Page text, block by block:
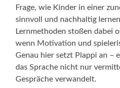
Frage, wie Kinder in einer
sinnvoll und nachhaltig
Lernmethoden stoßen dabei
wenn Motivation und
Genau hier setzt Plappi an –
das Sprache nicht nur
Gespräche verwandelt.